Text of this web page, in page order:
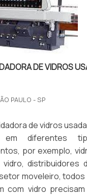
DE VIDROS
PAULO - SP
de vidros
em diferentes
por exemplo,
distribuidores
moveleiro,
com vidro